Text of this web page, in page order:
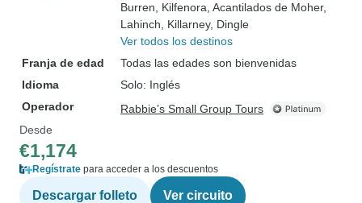
Burren , Kilfenora , Acantilados de Moher,
Lahinch , Killarney, Dingle
Ver todos los destinos
Franja de edad
Todas las edades son bienvenidas
Idioma
Solo: Inglés
Operador
Rabbie’s Small Group Tours
Desde
€1,174
Regístrate para acceder a los descuentos
Descargar folleto Ver circuito